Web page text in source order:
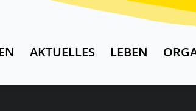
AKTUELLES LEBEN